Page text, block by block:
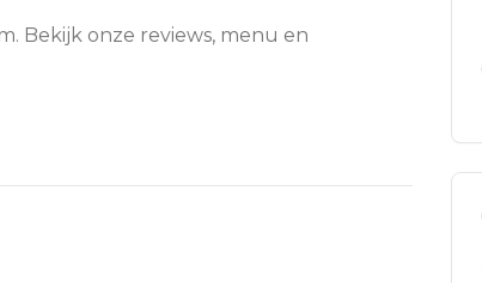
Bekijk onze reviews, menu en